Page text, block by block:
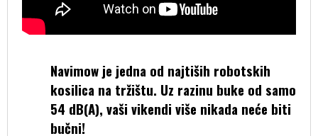
Navimow je jedna od najtiših robotskih
kosilica na tržištu. Uz razinu buke od samo
54 dB(A), vaši vikendi više nikada neće biti
bučni!